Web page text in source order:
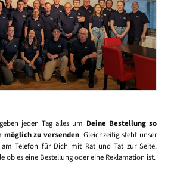
jeden Tag alles um Deine Bestellung so
zu versenden. Gleichzeitig steht unser
am Telefon für Dich mit Rat und Tat zur Seite.
ob es eine Bestellung oder eine Reklamation ist.